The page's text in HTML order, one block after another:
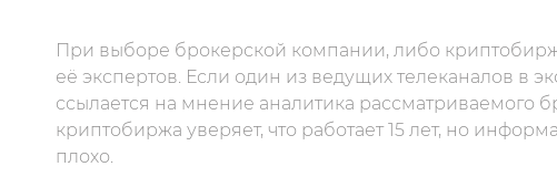
При выборе брокерской компании, либо
её экспертов. Если один из ведущих телеканалов в
ссылается на мнение аналитика рассматриваемого
криптобиржа уверяет, что работает 15 лет, но
плохо.